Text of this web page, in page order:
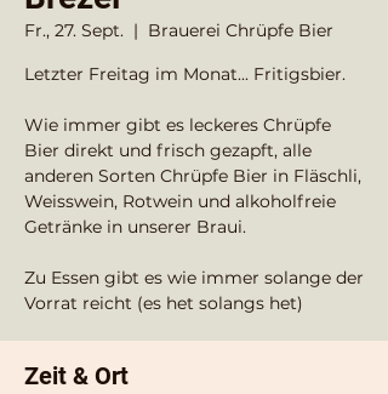
Fr., 27. Sept.
  |
Brauerei Chrüpfe Bier
Letzter Freitag im Monat... Fritigsbier.
Wie immer gibt es leckeres Chrüpfe
Bier direkt und frisch gezapft, alle
anderen Sorten Chrüpfe Bier in Fläschli,
Weisswein, Rotwein und alkoholfreie
Getränke in unserer Braui.
Zu Essen gibt es wie immer solange der
Vorrat reicht (es het solangs het)
Zeit & Ort